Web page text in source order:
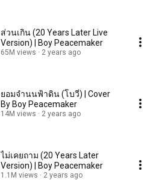
ส่วนเกิน (20 Years Later Live
Version) | Boy Peacemaker
65M views 2 years ago
ยอมจำนนฟ้าดิน (โบวี่) | Cover
By Boy Peacemaker
14M views 2 years ago
ไม่เคยถาม (20 Years Later
Version) | Boy Peacemaker
1.1M views 2 years ago